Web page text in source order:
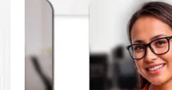
Dónde comprar Tinta
C529 C579 en Lima o
Tienda autorizada porEpson.